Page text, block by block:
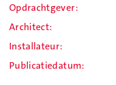
Opdrachtgever
Architect
Installateur
Publicatiedatum